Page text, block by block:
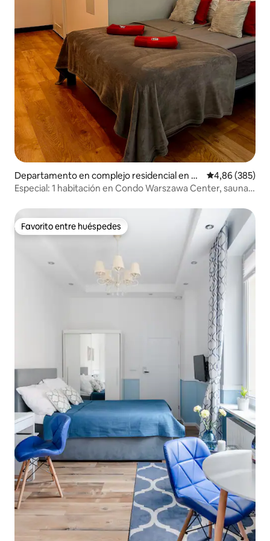
Departamento en complejo residencial en W
ola
Calificación
4,86 (385)
Especial: 1 habitación en Condo Warszawa Center, sauna
Favorito entre huéspedes
Favorito entre huéspedes